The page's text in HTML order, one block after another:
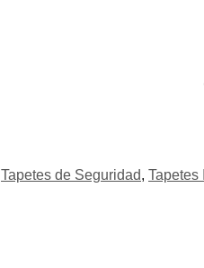
Tapetes de Seguridad, Tapetes